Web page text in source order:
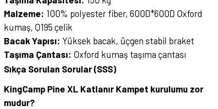
Malzeme: 100% polyester fiber, 600D*600D Oxford
kumaş, Q195 çelik
Bacak Yapısı: Yüksek bacak, üçgen stabil braket
Taşıma Çantası: Oxford kumaş taşıma çantası
Sıkça Sorulan Sorular (SSS)
KingCamp Pine XL Katlanır Kampet kurulumu zor
mudur?